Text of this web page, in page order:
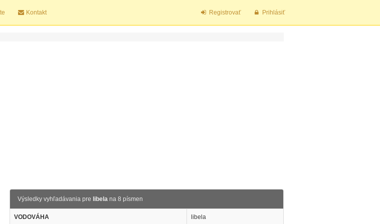
Kontakt Registrovať Prihlásiť
Výsledky vyhľadávania pre libelana 8 písmen
VODOVÁHA libela